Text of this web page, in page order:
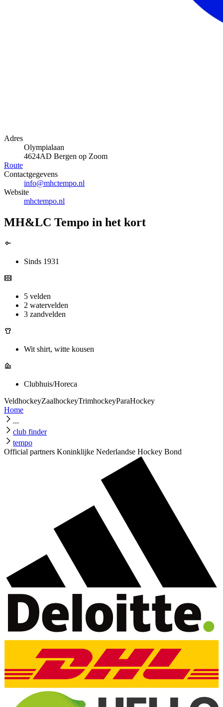
Adres
Olympialaan
4624AD Bergen op Zoom
Route
Contactgegevens
info@mhctempo.nl
Website
mhctempo.nl
MH&LC Tempo in het kort
Sinds 1931
5 velden
2 watervelden
3 zandvelden
Wit shirt, witte kousen
Clubhuis/Horeca
VeldhockeyZaalhockeyTrimhockeyParaHockey
Home
...
club finder
tempo
Official partners Koninklijke Nederlandse Hockey Bond